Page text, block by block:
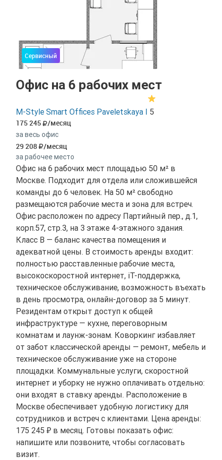
Сервисный
Офис на 6 рабочих мест
M-Style Smart Offices Paveletskaya I 5
175 245 /месяц
за весь офис
29 208 /месяц
за рабочее место
Офис на 6 рабочих мест площадью 50 м² в
Москве. Подходит для отдела или сложившейся
команды до 6 человек. На 50 м² свободно
размещаются рабочие места и зона для встреч.
Офис расположен по адресу Партийный пер., д.1,
корп.57, стр.3, на 3 этаже 4-этажного здания.
Класс B — баланс качества помещения и
адекватной цены. В стоимость аренды входит:
полностью расставленные рабочие места,
высокоскоростной интернет, іТ-поддержка,
техническое обслуживание, возможность въехать
в день просмотра, онлайн-договор за 5 минут.
Резидентам открыт доступ к общей
инфраструктуре — кухне, переговорным
комнатам и лаунж-зонам. Коворкинг избавляет
от забот классической аренды — ремонт, мебель и
техническое обслуживание уже на стороне
площадки. Коммунальные услуги, скоростной
интернет и уборку не нужно оплачивать отдельно:
они входят в ставку аренды. Расположение в
Москве обеспечивает удобную логистику для
сотрудников и встреч с клиентами. Цена аренды:
175 245 ₽ в месяц. Готовы показать офис:
напишите или позвоните, чтобы согласовать
визит.